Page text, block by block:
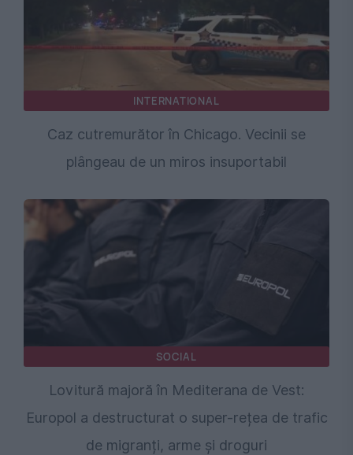
INTERNATIONAL
Caz cutremurător în Chicago. Vecinii se
plângeau de un miros insuportabil
SOCIAL
Lovitură majoră în Mediterana de Vest:
Europol a destructurat o super-rețea de trafic
de migranți, arme și droguri